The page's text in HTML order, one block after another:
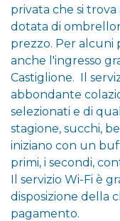
privata che si
dotata di
prezzo. Per alcuni
anche l'ingresso
Castiglione. Il
abbondante
selezionati e di
stagione, succhi,
iniziano con un
primi, i secondi,
Il servizio Wi-Fi è
disposizione della
pagamento.